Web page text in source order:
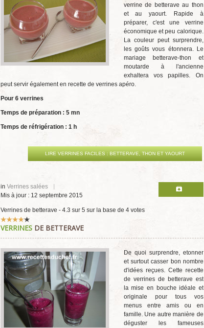
verrine de betterave au thon
et au yaourt. Rapide à
préparer, c'est une verrine
économique et peu calorique.
La couleur peut surprendre,
les goûts vous étonnera. Le
mariage betterave-thon et
moutarde à l'ancienne
exhaltera vos papilles. On
peut servir également en recette de verrines apéro.
Pour 6 verrines
Temps de préparation : 5 mn
Temps de réfrigération : 1 h
LIRE VERRINES FACILES : BETTERAVE, THON ET YAOURT
inVerrines salées
Mis à jour : 12 septembre 2015
Verrines de betterave -4.3 sur5 sur la base de4 votes
Vote
utilisateur:4 /5
VERRINES DE BETTERAVE
De quoi surprendre, etonner
et surtout casser bon nombre
d'idées reçues. Cette recette
de verrines de betterave est
la mise en bouche idéale et
originale pour tous vos
menus entre amis ou en
famille. Une autre manière de
déguster les fameuses